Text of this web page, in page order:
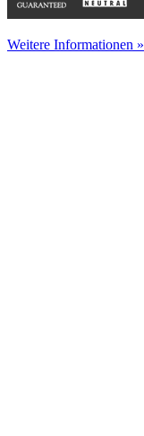
Weitere Informationen »